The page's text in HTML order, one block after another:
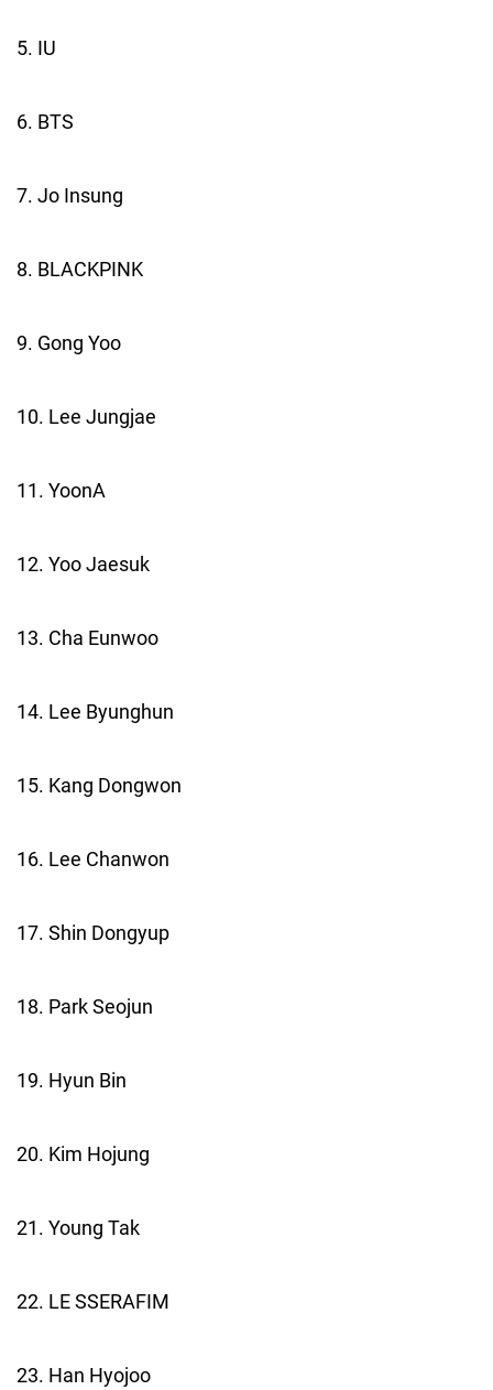
5. IU
6. BTS
7. Jo Insung
8. BLACKPINK
9. Gong Yoo
10. Lee Jungjae
11. YoonA
12. Yoo Jaesuk
13. Cha Eunwoo
14. Lee Byunghun
15. Kang Dongwon
16. Lee Chanwon
17. Shin Dongyup
18. Park Seojun
19. Hyun Bin
20. Kim Hojung
21. Young Tak
22. LE SSERAFIM
23. Han Hyojoo